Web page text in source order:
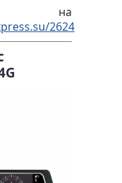
на
2624